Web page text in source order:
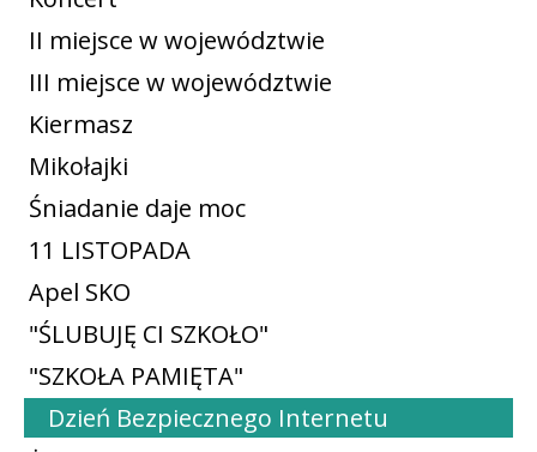
II miejsce w województwie
III miejsce w województwie
Kiermasz
Mikołajki
Śniadanie daje moc
11 LISTOPADA
Apel SKO
"ŚLUBUJĘ CI SZKOŁO"
"SZKOŁA PAMIĘTA"
Dzień Bezpiecznego Internetu